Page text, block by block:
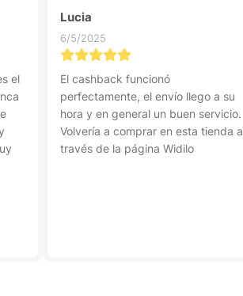
el
Lucia
6/5/2025
El cashback funcionó
perfectamente, el envío llego a su
hora y en general un buen servicio.
Volvería a comprar en esta tienda a
través de la página Widilo